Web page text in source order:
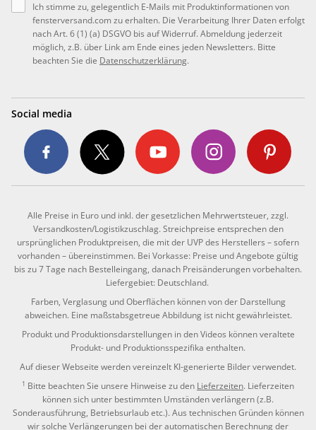
Ich stimme zu, gelegentlich E-Mails mit Produktinformationen von
fensterversand.com zu erhalten. Die Verarbeitung Ihrer Daten erfolgt
nach Art. 6 (1) (a) DSGVO bis auf Widerruf. Abmeldung jederzeit
möglich, z.B. über Link am Ende eines jeden Newsletters. Bitte
beachten Sie die Datenschutzerklärung.
Social media
Alle Preise in Euro und inkl. der gesetzlichen Mehrwertsteuer, zzgl.
Versandkosten/Logistikzuschlag. Streichpreise entsprechen den
ursprünglichen Produktpreisen, die mit der UVP des Herstellers – sofern
vorhanden – übereinstimmen. Bei Vorkasse: Preise und Angebote gültig
bis zu 7 Tage nach Bestelleingang, danach Preisänderungen vorbehalten.
Liefergebiet: Deutschland.
Farben, Verglasung und Oberflächen können von der Darstellung
abweichen. Eine maßstabsgetreue Abbildung ist nicht gewährleistet.
Produkt und Produktionsdarstellungen in den Videos können veraltete
Produkt- und Produktionsspezifika enthalten.
Auf dieser Webseite werden vereinzelt KI-generierte Bilder verwendet.
1 Bitte beachten Sie unsere Hinweise zu den Lieferzeiten. Lieferzeiten
können sich unter bestimmten Umständen verlängern (z.B.
Sonderausführung, Betriebsurlaub etc.). Aus technischen Gründen können
wir solche Verlängerungen bei der automatischen Berechnung der